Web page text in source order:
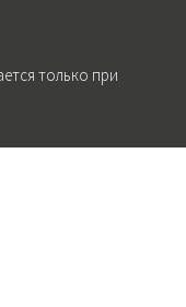
только при